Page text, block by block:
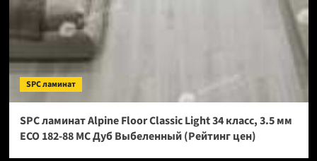
SPC ламинат
SPC ламинат Alpine Floor Classic Light 34 класс, 3.5 мм
ECO 182-88 МС Дуб Выбеленный (Рейтинг цен)